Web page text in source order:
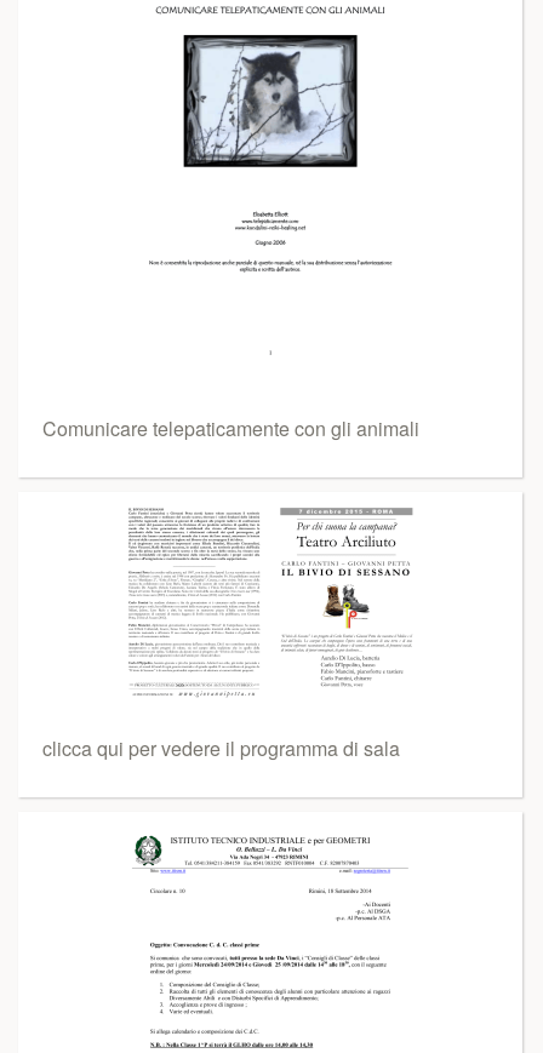
Comunicare telepaticamente con gli animali
clicca qui per vedere il programma di sala